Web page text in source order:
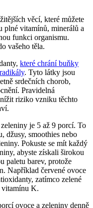
věcí, které můžete
plné vitamínů, minerálů a
funkci organismu.
vašeho těla.
které chrání buňky
. Tyto látky jsou
srdečních chorob,
Pravidelná
riziko vzniku těchto
je 5 až 9 porcí. To
džusy, smoothies nebo
Pokuste se mít každý
abyste získali širokou
paletu barev, protože
Například červené ovoce
zatímco zelené
vitamínu K.
ovoce a zeleniny denně